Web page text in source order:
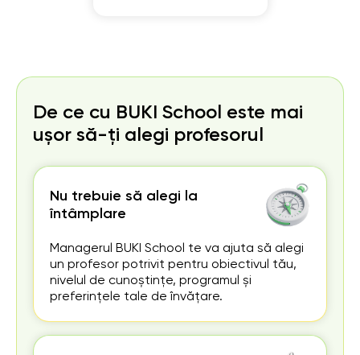
De ce cu BUKI School este mai
ușor să-ți alegi profesorul
Nu trebuie să alegi la
întâmplare
Managerul BUKI School te va ajuta să alegi
un profesor potrivit pentru obiectivul tău,
nivelul de cunoștințe, programul și
preferințele tale de învățare.